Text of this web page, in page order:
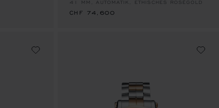
41 MM, AUTOMATIK, ETHISCHES ROSÉGOLD
CHF 74,600